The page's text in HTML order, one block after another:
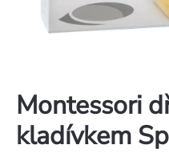
Montessori
kladívkem